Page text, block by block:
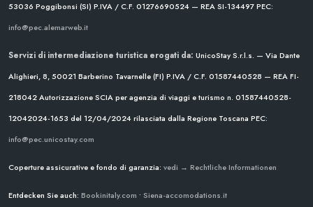
53036 Poggibonsi (SI) P.IVA / C.F. 01276690524 — REA SI-134497PEC:
info@pec.alemarweb.it
Servizi di intermediazione turistica erogati da: UnicoStay S.r.l.s. — Via Dante
Alighieri, 8, 50021 Barberino Tavarnelle (FI) P.IVA / C.F. 01587440528 — REA FI-
218042Autorizzazione SCIA per agenzia di viaggi e turismo n. 01587440528-
12042024-1653 del 12/04/2024rilasciata dalla Regione Toscana PEC:
info@pec.unicostay.com
Coperture assicurative e fondo di garanzia: vedi → Rechtliche Informationen
Entdecken Sie auch: Bookinitaly.com • Siena-accomodations.it